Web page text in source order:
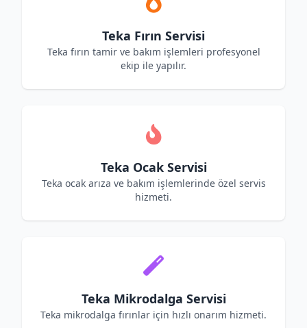
Teka Fırın Servisi
Teka fırın tamir ve bakım işlemleri profesyonel
ekip ile yapılır.
Teka Ocak Servisi
Teka ocak arıza ve bakım işlemlerinde özel servis
hizmeti.
Teka Mikrodalga Servisi
Teka mikrodalga fırınlar için hızlı onarım hizmeti.